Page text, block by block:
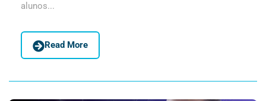
alunos...
Read More